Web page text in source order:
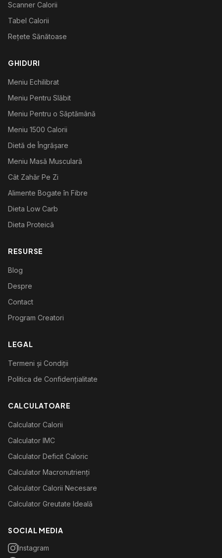
Scanner Calorii
Tabel Calorii
Rețete Sănătoase
GHIDURI
Meniu Echilibrat
Meniu Pentru Slăbit
Meniu Pentru o Săptămână
Meniu 1500 Calorii
Dietă de Îngrășare
Meniu Masă Musculară
Cât Zahăr Pe Zi
Alimente Bogate în Fibre
Dieta Low Carb
Dieta Proteică
RESURSE
Blog
Despre
Contact
Program Creatori
LEGAL
Termeni și Condiții
Politica de Confidențialitate
CALCULATOARE
Calculator Calorii
Calculator IMC
Calculator Deficit Caloric
Calculator Macronutrienți
Calculator Calorii Necesare
Calculator Greutate Ideală
SOCIAL MEDIA
Instagram